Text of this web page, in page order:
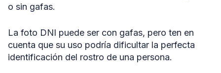
o sin gafas.
La foto DNI puede ser con gafas, pero ten en
cuenta que su uso podría dificultar la perfecta
identificación del rostro de una persona.